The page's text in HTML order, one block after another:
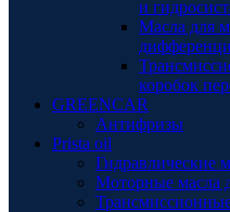
и
Масла для
коробок
GREENCAR
Антифризы
Prista oil
Гидравлические
Моторные масла